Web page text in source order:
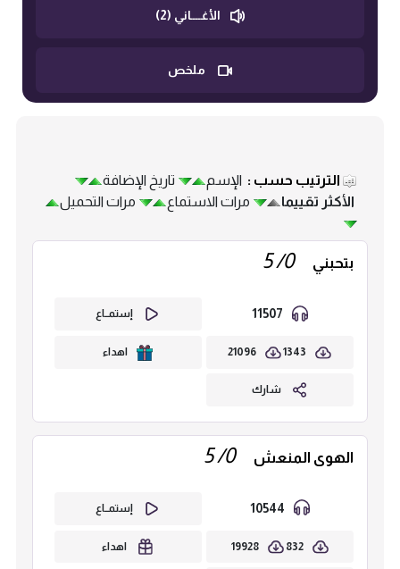
الأغــــاني (2)
ملخص
الترتيب حسب : الإسم
تاريخ الإضافة
الأكثر تقييما
مرات الاستماع مرات التحميل
بتحبني 0/ 5
إستمــاع
1343
21096 اهداء
شارك
الهوى المنعش 0/ 5
إستمــاع
832
19928 اهداء